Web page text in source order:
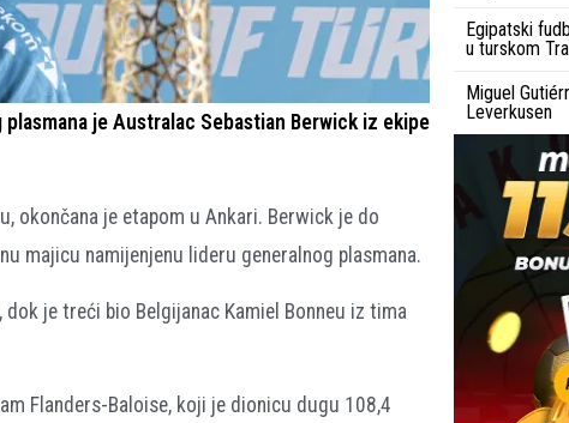
je Australac Sebastian Berwick iz ekipe
okončana je etapom u Ankari. Berwick je do
majicu namijenjenu lideru generalnog plasmana.
je treći bio Belgijanac Kamiel Bonneu iz tima
Flanders-Baloise, koji je dionicu dugu 108,4
Egipatski
u turskom
Miguel
Leverkusen